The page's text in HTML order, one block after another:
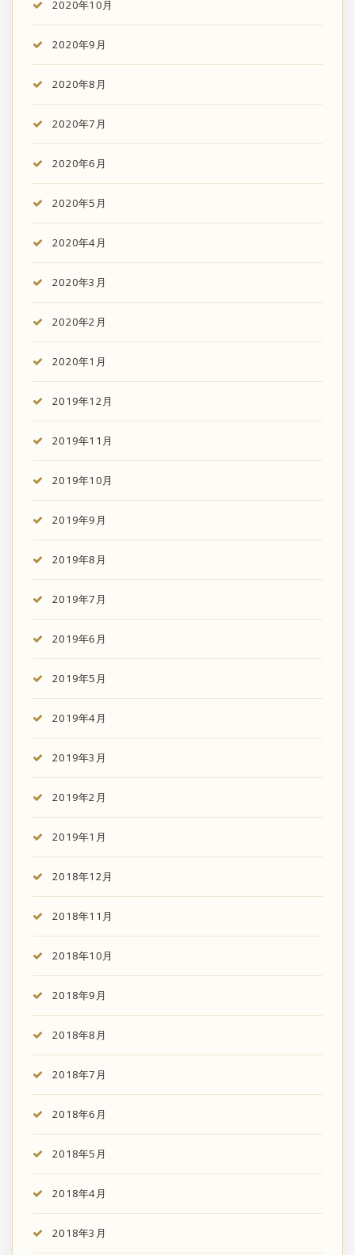
2020年10月
2020年9月
2020年8月
2020年7月
2020年6月
2020年5月
2020年4月
2020年3月
2020年2月
2020年1月
2019年12月
2019年11月
2019年10月
2019年9月
2019年8月
2019年7月
2019年6月
2019年5月
2019年4月
2019年3月
2019年2月
2019年1月
2018年12月
2018年11月
2018年10月
2018年9月
2018年8月
2018年7月
2018年6月
2018年5月
2018年4月
2018年3月